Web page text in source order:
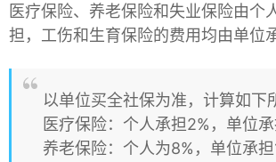
医疗保险、养老保险和失业保险由个
担，工伤和生育保险的费用均由单位
以单位买全社保为准，计算如下
医疗保险：个人承担2%，单位承
养老保险：个人为8%，单位承担